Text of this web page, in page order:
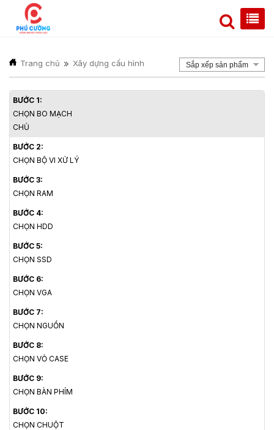
Trang chủ Xây dựng cấu hình Sắp xếp sản phẩm
BƯỚC 1:
CHỌN BO MẠCH
CHỦ
BƯỚC 2:
CHỌN BỘ VI XỬ LÝ
BƯỚC 3:
CHỌN RAM
BƯỚC 4:
CHỌN HDD
BƯỚC 5:
CHỌN SSD
BƯỚC 6:
CHỌN VGA
BƯỚC 7:
CHỌN NGUỒN
BƯỚC 8:
CHỌN VỎ CASE
BƯỚC 9:
CHỌN BÀN PHÍM
BƯỚC 10:
CHỌN CHUỘT